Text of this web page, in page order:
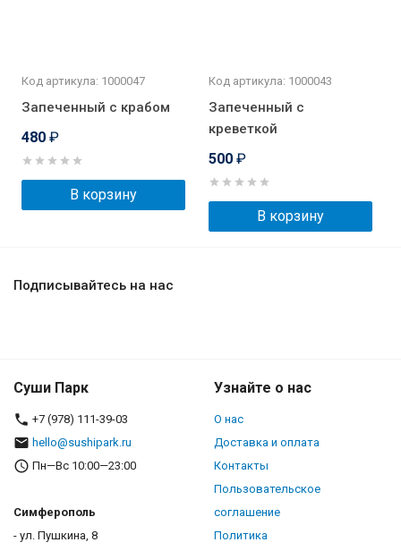
Код артикула: 1000047
Запеченный с крабом
480 ₽
В корзину
Код артикула: 1000043
Запеченный с
креветкой
500 ₽
В корзину
Подписывайтесь на нас
Суши Парк
+7 (978) 111-39-03
hello@sushipark.ru
Пн—Вс 10:00—23:00
Симферополь
- ул. Пушкина, 8
Узнайте о нас
О нас
Доставка и оплата
Контакты
Пользовательское
соглашение
Политика